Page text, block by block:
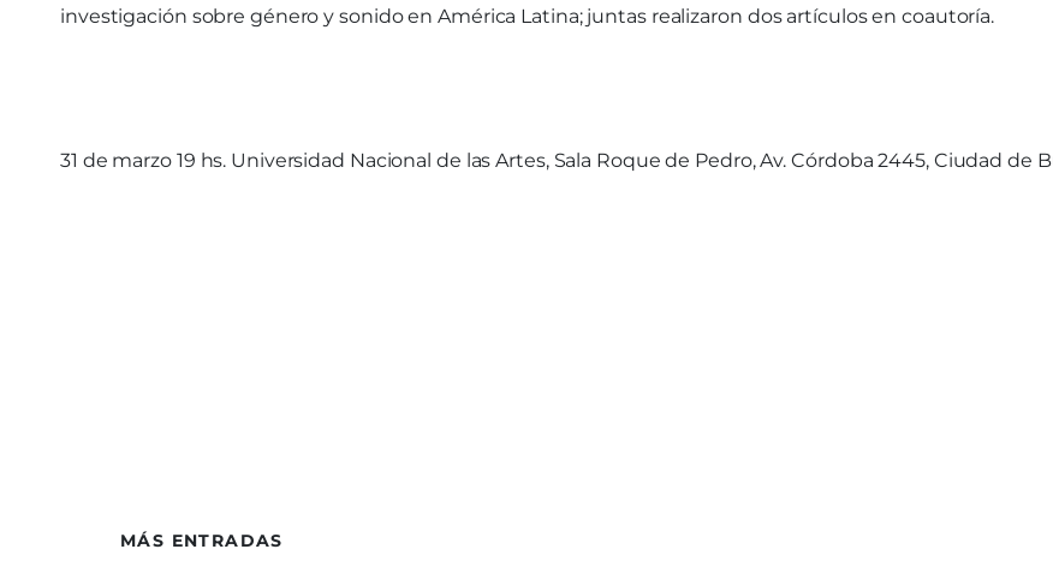
investigación sobre género y sonido en América Latina; juntas realizaron dos artículos en coautoría.
31 de marzo 19 hs. Universidad Nacional de las Artes, Sala Roque de Pedro, Av. Córdoba 2445, Ciudad de
MÁS ENTRADAS